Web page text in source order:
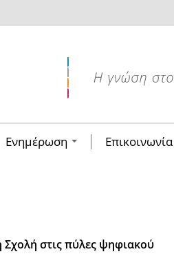
Ενημέρωση Επικοινωνία
στις πύλες ψηφιακού